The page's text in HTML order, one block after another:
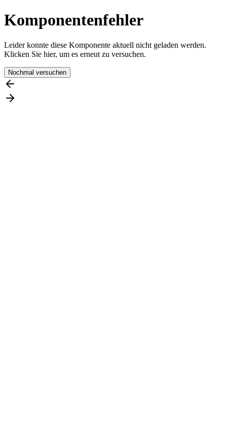
Komponentenfehler
Leider konnte diese Komponente aktuell nicht geladen werden.
Klicken Sie hier, um es erneut zu versuchen.
Nochmal versuchen